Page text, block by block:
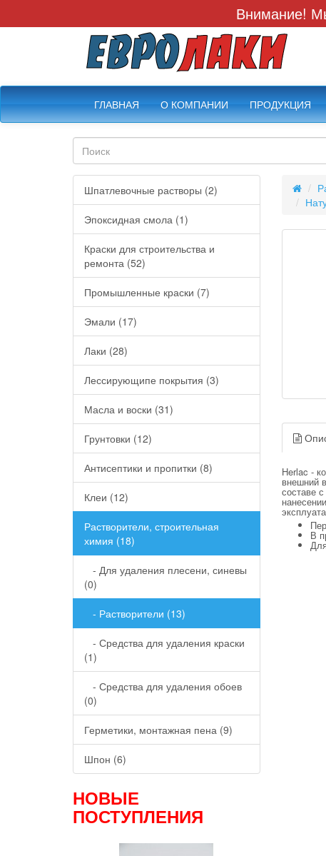
Внимание!
ГЛАВНАЯ О КОМПАНИИ ПРОДУКЦИЯ
Шпатлевочные растворы (2)
Эпоксидная смола (1)
Краски для строительства и
ремонта (52)
Промышленные краски (7)
Эмали (17)
Лаки (28)
Лессирующипе покрытия (3)
Масла и воски (31)
Грунтовки (12)
Антисептики и пропитки (8)
Клеи (12)
Растворители, строительная
химия (18)
- Для удаления плесени, синевы
(0)
- Растворители (13)
- Средства для удаления краски
(1)
- Средства для удаления обоев
(0)
Герметики, монтажная пена (9)
Шпон (6)
НОВЫЕ
ПОСТУПЛЕНИЯ
Herlac -
внешний
составе
В